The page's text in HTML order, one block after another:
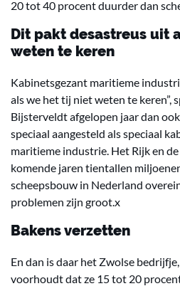
20 tot 40 procent duurder dan
Dit pakt desastreus uit
weten te keren
Kabinetsgezant maritieme
als we het tij niet weten te keren”,
Bijsterveldt afgelopen jaar dan
speciaal aangesteld als speciaal
maritieme industrie. Het Rijk en
komende jaren tientallen
scheepsbouw in Nederland
problemen zijn groot.x
Bakens verzetten
En dan is daar het Zwolse
voorhoudt dat ze 15 tot 20